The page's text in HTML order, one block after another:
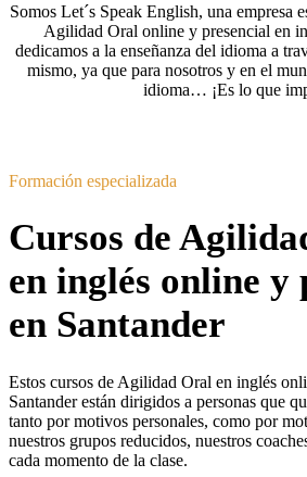
Somos Let´s Speak English, una empresa
Agilidad Oral online y presencial en
dedicamos a la enseñanza del idioma a
mismo, ya que para nosotros y en el
idioma… ¡Es lo que
Formación especializada
Cursos de
en inglés online y
en Santander
Estos cursos de Agilidad Oral en inglés
Santander están dirigidos a personas que
tanto por motivos personales, como por
nuestros grupos reducidos, nuestros
cada momento de la clase.